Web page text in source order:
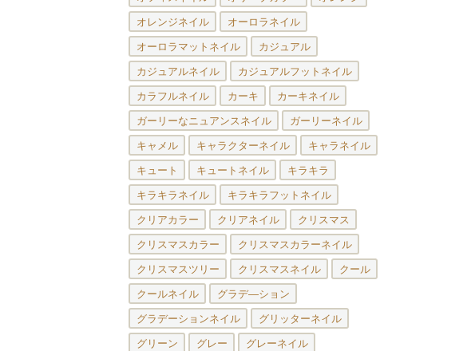
オレンジネイル オーロラネイル
オーロラマットネイル カジュアル
カジュアルネイル カジュアルフットネイル
カラフルネイル カーキ カーキネイル
ガーリーなニュアンスネイル ガーリーネイル
キャメル キャラクターネイル キャラネイル
キュート キュートネイル キラキラ
キラキラネイル キラキラフットネイル
クリアカラー クリアネイル クリスマス
クリスマスカラー クリスマスカラーネイル
クリスマスツリー クリスマスネイル クール
クールネイル グラデ―ション
グラデーションネイル グリッターネイル
グリーン グレー グレーネイル